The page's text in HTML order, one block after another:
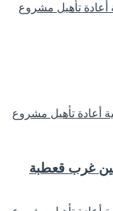
أعادة تأهيل مشروع
غرب قعطبة